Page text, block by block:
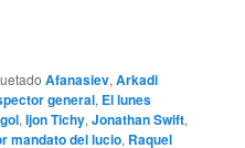
Afanasiev,Arkadi
general, El lunes
,Ijon Tichy,Jonathan Swift,
mandato del lucio, Raquel